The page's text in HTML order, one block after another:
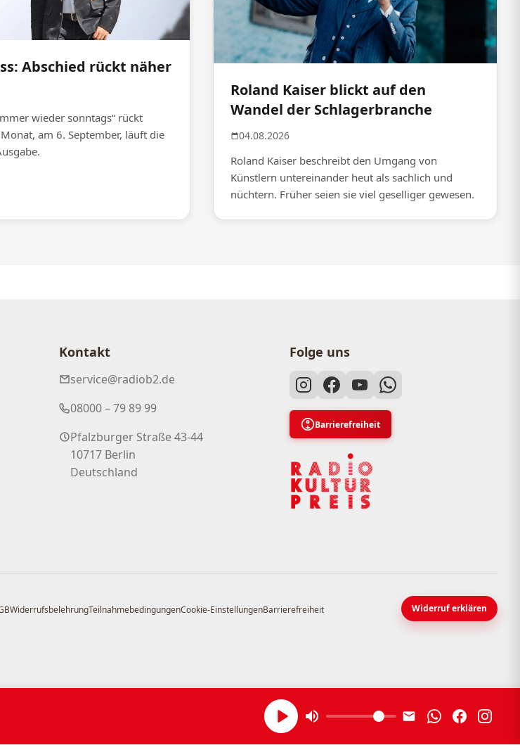
Abschied rückt näher
wieder sonntags“ rückt
am 6. September, läuft die
Roland Kaiser blickt auf den
Wandel der Schlagerbranche
04.08.2026
Roland Kaiser beschreibt den Umgang von
Künstlern untereinander heut als sachlich und
nüchtern. Früher seien sie viel geselliger gewesen.
Kontakt
service@radiob2.de
08000 – 79 89 99
Pfalzburger Straße 43-44
10717 Berlin
Deutschland
Folge uns
Barrierefreiheit
WiderrufsbelehrungTeilnahmebedingungenCookie-EinstellungenBarrierefreiheit Widerruf erklären